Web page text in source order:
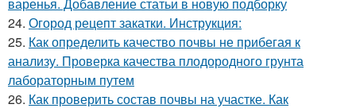
варенья. Добавление статьи в новую подборку
24. Огород рецепт закатки. Инструкция:
25. Как определить качество почвы не прибегая к
анализу. Проверка качества плодородного грунта
лабораторным путем
26. Как проверить состав почвы на участке. Как